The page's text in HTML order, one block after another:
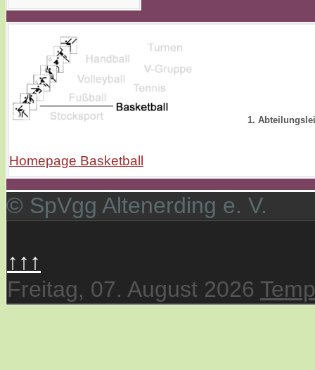
1.
Homepage Basketball
© SpVgg Altenerding e. V.
↑↑↑
Freitag, 07. August 2026